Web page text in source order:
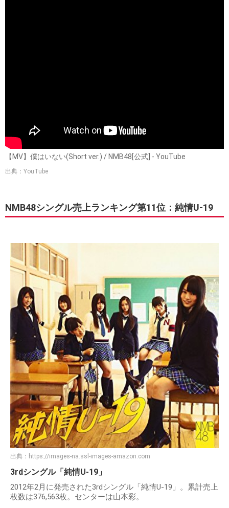
【MV】僕はいない(Short ver.) / NMB48[公式] - YouTube
出典：YouTube
NMB48シングル売上ランキング第11位：純情U-19
出典： https://images-na.ssl-images-amazon.com
3rdシングル「純情U-19」
2012年2月に発売された3rdシングル「純情U-19」。累計売上
枚数は376,563枚。センターは山本彩。